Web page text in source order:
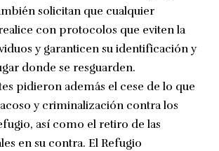
solicitan que cualquier
con protocolos que eviten la
y garanticen su identificación y
donde se resguarden.
pidieron además el cese de lo que
y criminalización contra los
así como el retiro de las
en su contra. El Refugio